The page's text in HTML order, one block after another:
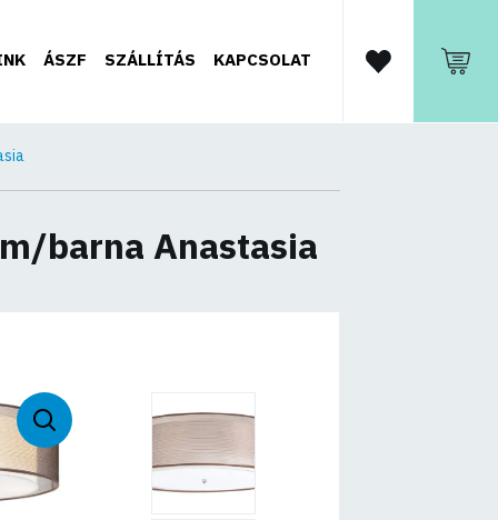
ÁSZF SZÁLLÍTÁS KAPCSOLAT
barna Anastasia